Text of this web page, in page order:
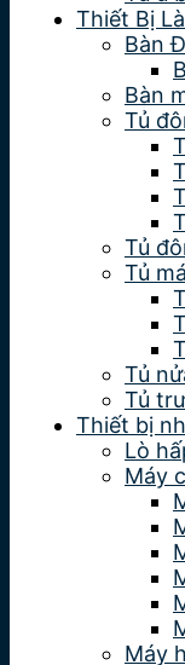
Thiết Bị
Bàn
Bàn
Tủ
Tủ
Tủ
Tủ
Tủ
Thiết bị
Lò
Máy
Máy